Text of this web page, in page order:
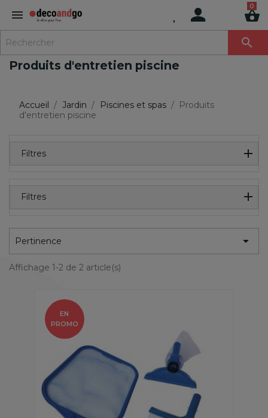

Produits d'entretien piscine
Accueil Jardin Piscines et spas
Produits
d'entretien piscine
Filtres
Filtres
Pertinence 
Affichage 1-2 de 2 article(s)
EN
PROMO